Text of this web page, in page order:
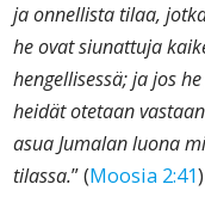
ja onnellista tilaa,
he ovat siunattuja
hengellisessä; ja jos
heidät otetaan
asua Jumalan luona
tilassa.” (Moosia 2:41)